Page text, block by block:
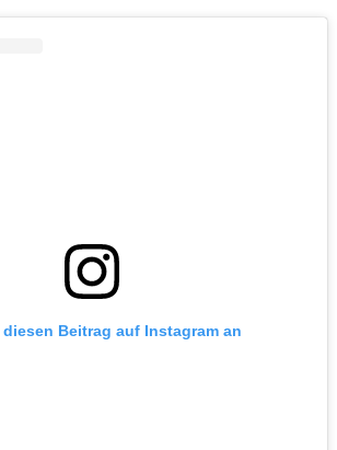
Beitrag auf Instagram an